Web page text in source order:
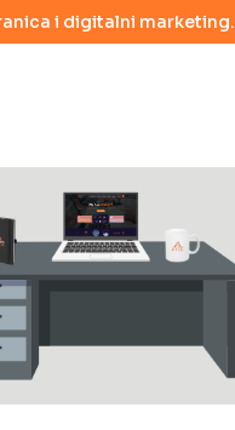
i digitalni marketing.